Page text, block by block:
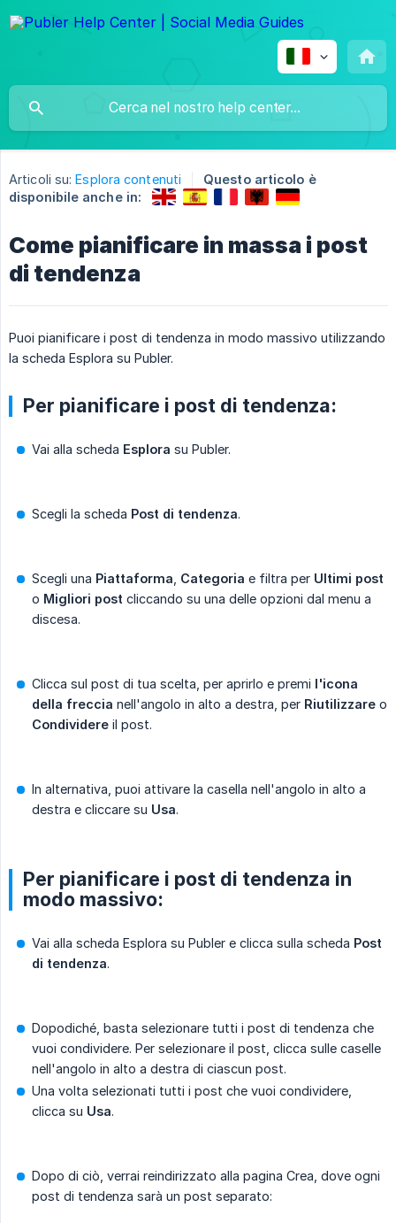
Articoli su: Esplora contenuti
Questo articolo è
disponibile anche in:
Come pianificare in massa i post
di tendenza
Puoi pianificare i post di tendenza in modo massivo utilizzando
la scheda Esplora su Publer.
Per pianificare i post di tendenza:
Vai alla scheda Esplora su Publer.
Scegli la scheda Post di tendenza.
Scegli una Piattaforma Categoria e filtra per Ultimi post
o Migliori post cliccando su una delle opzioni dal menu a
discesa.
Clicca sul post di tua scelta, per aprirlo e premi l'icona
della freccia nell'angolo in alto a destra, per Riutilizzare o
Condividere il post.
In alternativa, puoi attivare la casella nell'angolo in alto a
destra e cliccare su Usa.
Per pianificare i post di tendenza in
modo massivo:
Vai alla scheda Esplora su Publer e clicca sulla scheda Post
di tendenza.
Dopodiché, basta selezionare tutti i post di tendenza che
vuoi condividere. Per selezionare il post, clicca sulle caselle
nell'angolo in alto a destra di ciascun post.
Una volta selezionati tutti i post che vuoi condividere,
clicca su Usa.
Dopo di ciò, verrai reindirizzato alla pagina Crea, dove ogni
post di tendenza sarà un post separato: